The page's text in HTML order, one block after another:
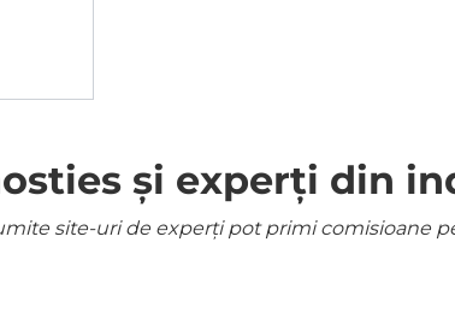
și experți din
site-uri de experți pot primi comisioane